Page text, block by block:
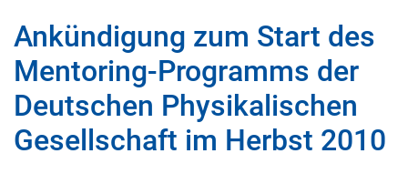
Ankündigung zum Start des
Mentoring-Programms der
Deutschen Physikalischen
Gesellschaft im Herbst 2010